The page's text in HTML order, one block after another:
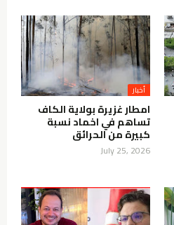
أخبار
امطار غزيرة بولاية الكاف
تساهم في اخماد نسبة
كبيرة من الحرائق
July 25, 2026